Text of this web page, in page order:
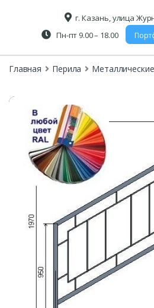
г. Казань, улица
Пн-пт 9.00 – 18.00
Главная Перила